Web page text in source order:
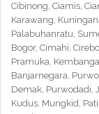
Cibinong, Ciamis,
Karawang,
Palabuhanratu,
Bogor, Cimahi,
Pramuka,
Banjarnegara,
Demak, Purwodadi,
Kudus, Mungkid,